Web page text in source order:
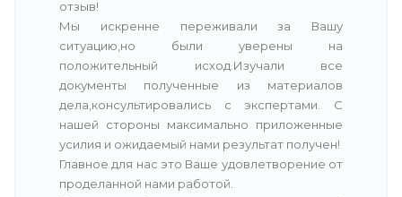
отзыв!
Мы искренне переживали за Вашу
ситуацию,но были уверены на
положительный исход.Изучали все
документы полученные из материалов
дела,консультировались с экспертами. С
нашей стороны максимально приложенные
усилия и ожидаемый нами результат получен!
Главное для нас это Ваше удовлетворение от
проделанной нами работой.